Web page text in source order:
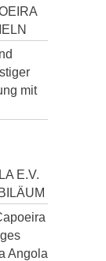
mit
E.V.
Angola